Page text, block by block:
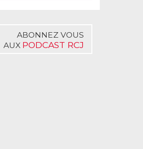
ABONNEZ VOUS
AUX PODCAST RCJ